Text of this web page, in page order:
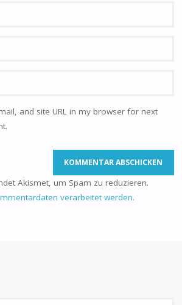
and site URL in my browser for next
Akismet, um Spam zu reduzieren.
verarbeitet werden.